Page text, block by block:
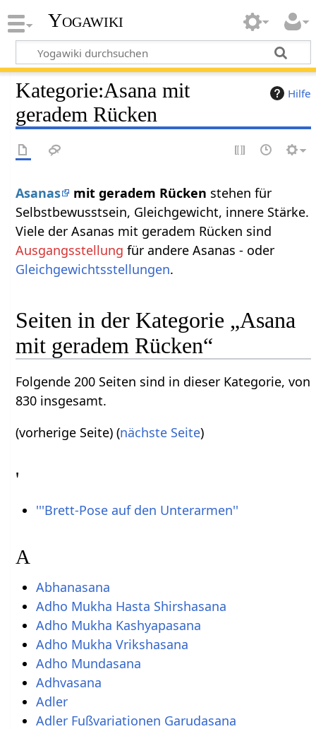
Yogawiki
Hilfe
Kategorie:Asana mit
geradem Rücken
Asanas mit geradem Rücken stehen für
Selbstbewusstsein, Gleichgewicht, innere Stärke.
Viele der Asanas mit geradem Rücken sind
Ausgangsstellung für andere Asanas - oder
Gleichgewichtsstellungen.
Seiten in der Kategorie „Asana
mit geradem Rücken“
Folgende 200 Seiten sind in dieser Kategorie, von
830 insgesamt.
(vorherige Seite) (nächste Seite)
'
'''Brett-Pose auf den Unterarmen''
A
Abhanasana
Adho Mukha Hasta Shirshasana
Adho Mukha Kashyapasana
Adho Mukha Vrikshasana
Adho Mundasana
Adhvasana
Adler
Adler Fußvariationen Garudasana